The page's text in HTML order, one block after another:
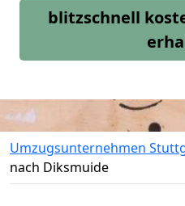
blitzschnell
Umzugsunternehmen
nach Diksmuide